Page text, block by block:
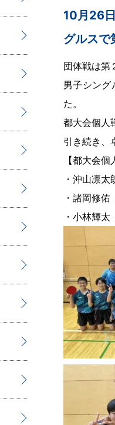
10月26
グルスで
団体戦は第
男子シング
た。
都大会個人
引き続き、
【都大会個
・沖山凛
・諸岡修
・小林輝